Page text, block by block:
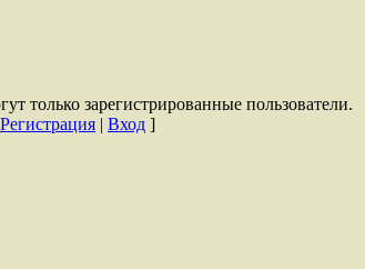
только зарегистрированные пользователи.
Регистрация | Вход ]